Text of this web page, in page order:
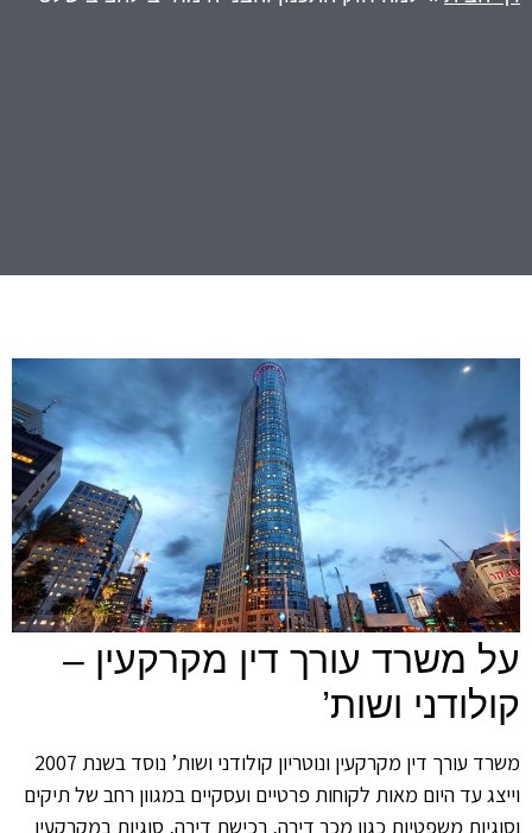
משרד עורך דין מקרקעין –
ושות’
משרד עורך דין מקרקעין ונוטריון קולודני ושות’ נוסד בשנת 2007
עד היום מאות לקוחות פרטיים ועסקיים במגוון רחב של תיקים
משפטיות כגון מכר דירה, רכישת דירה, סוגיות במקרקעין